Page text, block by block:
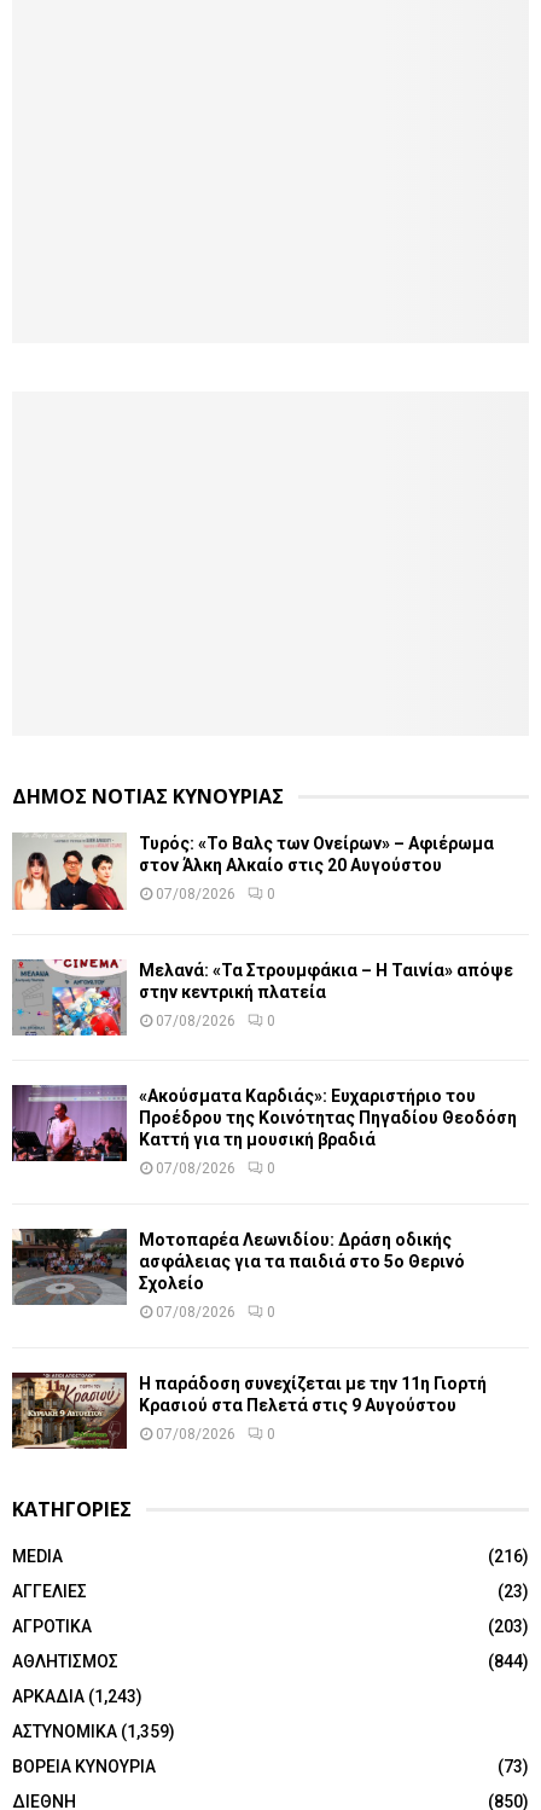
ΔΗΜΟΣ ΝΟΤΙΑΣ ΚΥΝΟΥΡΙΑΣ
Τυρός: «Το Βαλς των Ονείρων» – Αφιέρωμα
στον Άλκη Αλκαίο στις 20 Αυγούστου
07/08/2026 0
Μελανά: «Τα Στρουμφάκια – Η Ταινία» απόψε
στην κεντρική πλατεία
07/08/2026 0
«Ακούσματα Καρδιάς»: Ευχαριστήριο του
Προέδρου της Κοινότητας Πηγαδίου Θεοδόση
Καττή για τη μουσική βραδιά
07/08/2026 0
Μοτοπαρέα Λεωνιδίου: Δράση οδικής
ασφάλειας για τα παιδιά στο 5ο Θερινό
Σχολείο
07/08/2026 0
Η παράδοση συνεχίζεται με την 11η Γιορτή
Κρασιού στα Πελετά στις 9 Αυγούστου
07/08/2026 0
ΚΑΤΗΓΟΡΙΕΣ
MEDIA
(216)
ΑΓΓΕΛΙΕΣ
(23)
ΑΓΡΟΤΙΚΑ
(203)
ΑΘΛΗΤΙΣΜΟΣ
(844)
ΑΡΚΑΔΙΑ (1,243)
ΑΣΤΥΝΟΜΙΚΑ (1,359)
ΒΟΡΕΙΑ ΚΥΝΟΥΡΙΑ
(73)
ΔΙΕΘΝΗ
(850)